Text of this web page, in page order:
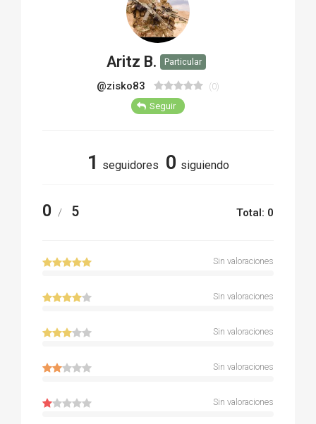
Aritz B. Particular
@zisko83 (0)
Seguir
1 seguidores 0 siguiendo
0 / 5 Total: 0
Sin valoraciones
Sin valoraciones
Sin valoraciones
Sin valoraciones
Sin valoraciones